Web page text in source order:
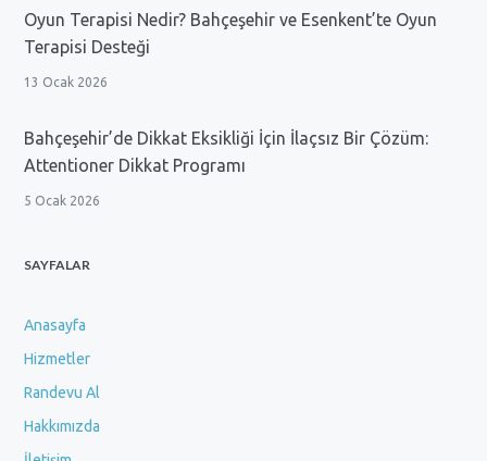
Oyun Terapisi Nedir? Bahçeşehir ve Esenkent’te Oyun
Terapisi Desteği
13 Ocak 2026
Bahçeşehir’de Dikkat Eksikliği İçin İlaçsız Bir Çözüm:
Attentioner Dikkat Programı
5 Ocak 2026
SAYFALAR
Anasayfa
Hizmetler
Randevu Al
Hakkımızda